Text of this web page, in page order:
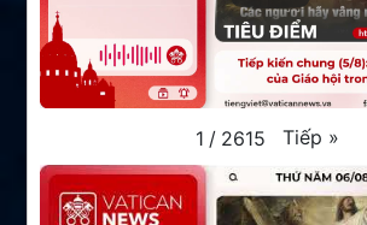
1 / 2615 Tiếp »